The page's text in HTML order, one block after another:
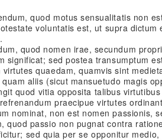
quod motus sensualitatis non
voluntatis est, ut supra dictum
quod nomen irae, secundum
significat; sed postea transumptum
quaedam, quamvis sint
aliis (sicut mansuetudo magis
quod vitia opposita talibus
praecipue virtutes
nominat, non est nomen passionis,
quod passio non pugnat contra
sed quia per se opponitur